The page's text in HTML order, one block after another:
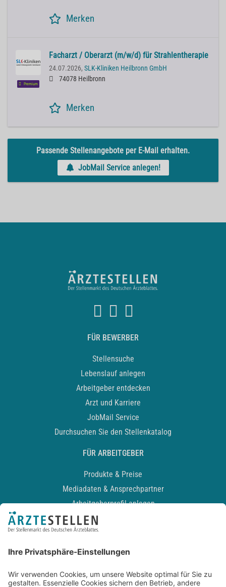
Merken
Premium
Facharzt / Oberarzt (m/w/d) für Strahlentherapie
24.07.2026, SLK-Kliniken Heilbronn GmbH
74078 Heilbronn
Merken
Passende Stellenangebote per E-Mail erhalten.
JobMail Service anlegen!
FÜR BEWERBER
Stellensuche
Lebenslauf anlegen
Arbeitgeber entdecken
Arzt und Karriere
JobMail Service
Durchsuchen Sie den Stellenkatalog
FÜR ARBEITGEBER
Produkte & Preise
Mediadaten & Ansprechpartner
Arbeitgeberprofil anlegen
Recruiting-Podcast
Kontakt